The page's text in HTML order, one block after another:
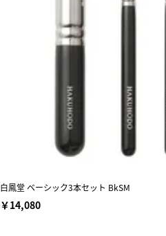
白鳳堂 ベーシック3本セット BkSM
￥14,080